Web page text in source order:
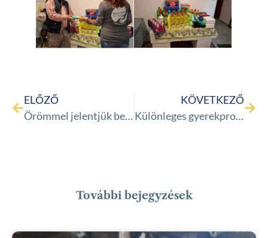
ELŐZŐ
Örömmel jelentjük be, hogy a Haza Talál Menekülteket Segítő Alapítvány új, barátságos és nyitott közösségi teret hoz létre
KÖVETKEZŐ
Különleges gyerekprogramot szervezett a Haza talál alapítvány!
További bejegyzések